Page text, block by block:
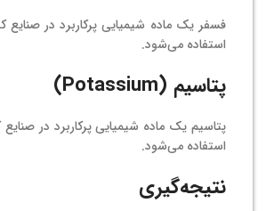
فسفر یک ماده شیمیایی پرکاربرد در
استفاده می‌شود.
پتاسیم (Potassium)
پتاسیم یک ماده شیمیایی پرکاربرد در
استفاده می‌شود.
نتیجه‌گیری